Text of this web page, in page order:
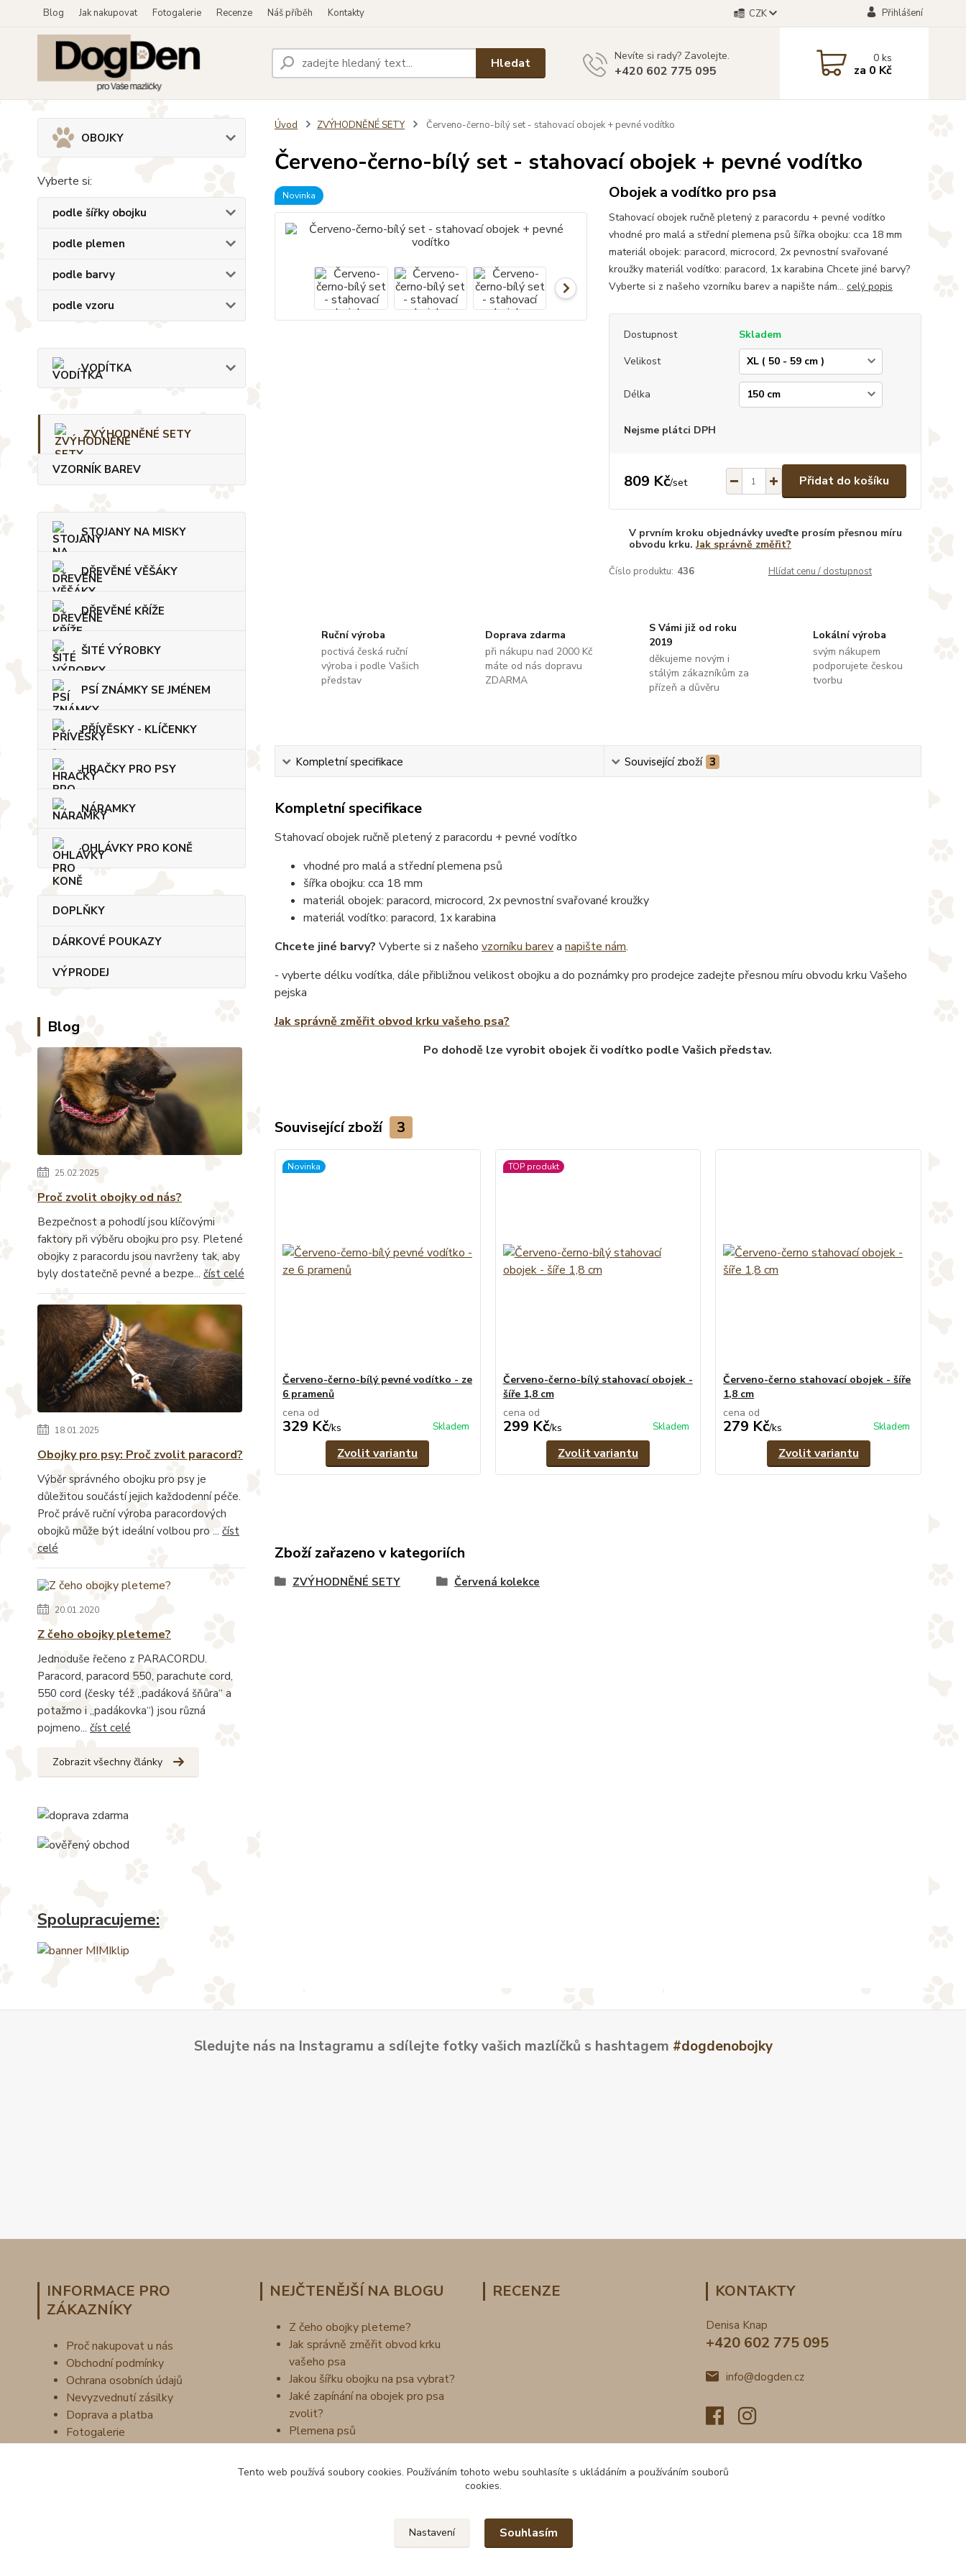
Blog Jak nakupovat Fotogalerie Recenze Náš příběh Kontakty CZK Přihlášení
Hledat Nevíte si rady? Zavolejte.
+420 602 775 095
0ks
za 0 Kč
OBOJKY
Vyberte si:
podle šířky obojku
podle plemen
podle barvy
podle vzoru
VODÍTKA
ZVÝHODNĚNÉ SETY
VZORNÍK BAREV
STOJANY NA MISKY
DŘEVĚNÉ VĚŠÁKY
DŘEVĚNÉ KŘÍŽE
ŠITÉ VÝROBKY
PSÍ ZNÁMKY SE JMÉNEM
PŘÍVĚSKY - KLÍČENKY
HRAČKY PRO PSY
NÁRAMKY
OHLÁVKY PRO KONĚ
DOPLŇKY
DÁRKOVÉ POUKAZY
VÝPRODEJ
Blog
25.02.2025
Proč zvolit obojky od nás?
Bezpečnost a pohodlí jsou klíčovými
faktory při výběru obojku pro psy. Pletené
obojky z paracordu jsou navrženy tak, aby
byly dostatečně pevné a bezpe... číst celé
18.01.2025
Obojky pro psy: Proč zvolit paracord?
Výběr správného obojku pro psy je
důležitou součástí jejich každodenní péče.
Proč právě ruční výroba paracordových
obojků může být ideální volbou pro ... číst
celé
20.01.2020
Z čeho obojky pleteme?
Jednoduše řečeno z PARACORDU.
Paracord, paracord 550, parachute cord,
550 cord (česky též „padáková šňůra“ a
potažmo i „padákovka“) jsou různá
pojmeno... číst celé
Zobrazit všechny články
Spolupracujeme:
Úvod ZVÝHODNĚNÉ SETY Červeno-černo-bílý set - stahovací obojek + pevné vodítko
Červeno-černo-bílý set - stahovací obojek + pevné vodítko
Novinka Obojek a vodítko pro psa
Stahovací obojek ručně pletený z paracordu + pevné vodítko
vhodné pro malá a střední plemena psů šířka obojku: cca 18 mm
materiál obojek: paracord, microcord, 2x pevnostní svařované
kroužky materiál vodítko: paracord, 1x karabina Chcete jiné barvy?
Vyberte si z našeho vzorníku barev a napište nám... celý popis
Dostupnost
Skladem
Velikost
Délka
Nejsme plátci DPH
809 Kč/set Přidat do košíku
V prvním kroku objednávky uveďte prosím přesnou míru
obvodu krku.Jak správně změřit?
Číslo produktu: 436 Hlídat cenu / dostupnost
Ruční výroba
poctivá česká ruční
výroba i podle Vašich
představ
Doprava zdarma
při nákupu nad 2000 Kč
máte od nás dopravu
ZDARMA
S Vámi již od roku
2019
děkujeme novým i
stálým zákazníkům za
přízeň a důvěru
Lokální výroba
svým nákupem
podporujete českou
tvorbu
Kompletní specifikace Související zboží 3
Kompletní specifikace
Stahovací obojek ručně pletený z paracordu + pevné vodítko
vhodné pro malá a střední plemena psů
šířka obojku: cca 18 mm
materiál obojek: paracord, microcord, 2x pevnostní svařované kroužky
materiál vodítko: paracord, 1x karabina
Chcete jiné barvy? Vyberte si z našeho vzorníku bareva napište nám.
- vyberte délku vodítka, dále přibližnou velikost obojku a do poznámky pro prodejce zadejte přesnou míru obvodu krku Vašeho
pejska
Jak správně změřit obvod krku vašeho psa?
Po dohodě lze vyrobit obojek či vodítko podle Vašich představ.
Související zboží 3
Novinka
Červeno-černo-bílý pevné vodítko - ze
6 pramenů
cena od
329 Kč/ks Skladem
Zvolit variantu
TOP produkt
Červeno-černo-bílý stahovací obojek -
šíře 1,8 cm
cena od
299 Kč/ks Skladem
Zvolit variantu
Červeno-černo stahovací obojek - šíře
1,8 cm
cena od
279 Kč/ks Skladem
Zvolit variantu
Zboží zařazeno v kategoriích
ZVÝHODNĚNÉ SETY Červená kolekce
Sledujte nás na Instagramu a sdílejte fotky vašich mazlíčků s hashtagem #dogdenobojky
INFORMACE PRO
ZÁKAZNÍKY
Proč nakupovat u nás
Obchodní podmínky
Ochrana osobních údajů
Nevyzvednutí zásilky
Doprava a platba
Fotogalerie
NEJČTENĚJŠÍ NA BLOGU
Z čeho obojky pleteme?
Jak správně změřit obvod krku
vašeho psa
Jakou šířku obojku na psa vybrat?
Jaké zapínání na obojek pro psa
zvolit?
Plemena psů
RECENZE KONTAKTY
Denisa Knap
+420 602 775 095
info@dogden.cz
Tento web používá soubory cookies. Používáním tohoto webu souhlasíte s ukládáním a používáním souborů
cookies.
Nastavení Souhlasím